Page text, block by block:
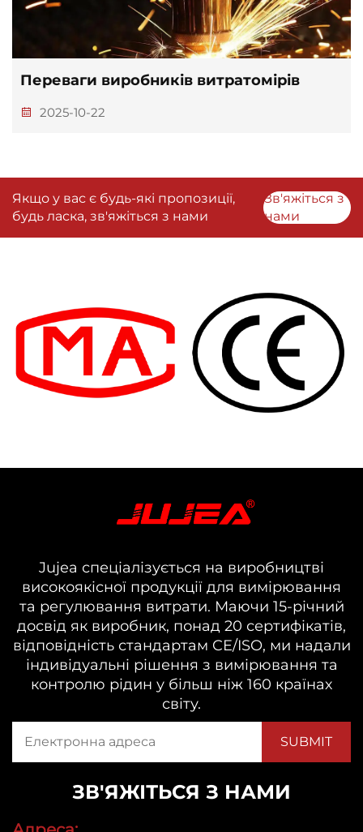
Переваги виробників витратомірів
2025-10-22
Якщо у вас є будь-які пропозиції,
будь ласка, зв'яжіться з нами
Зв'яжіться з
нами
Jujea спеціалізується на виробництві
високоякісної продукції для вимірювання
та регулювання витрати. Маючи 15-річний
досвід як виробник, понад 20 сертифікатів,
відповідність стандартам CE/ISO, ми надали
індивідуальні рішення з вимірювання та
контролю рідин у більш ніж 160 країнах
світу.
ЗВ'ЯЖІТЬСЯ З НАМИ